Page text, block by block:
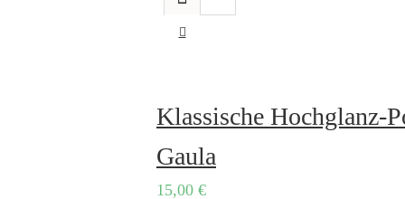
Klassische Hochglanz-
Gaula
15,00 €